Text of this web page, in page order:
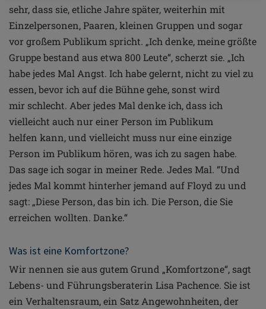
sehr,dass sie, etliche Jahre später,weiterhin mit
Einzelpersonen,Paaren, kleinen Gruppen und sogar
vor großem Publikum spricht. „Ich denke, meinegrößte
Gruppe bestand aus etwa 800 Leute“, scherzt sie. „Ich
habejedes Mal Angst. Ich habe gelernt,nicht zu viel zu
essen, bevor ich auf die Bühne gehe, sonst wird
mir schlecht. Aber jedes Mal denkeich, dass ich
vielleicht auch nur einer Person im Publikum
helfen kann, und vielleicht muss nur eine einzige
Person im Publikum hören, was ich zu sagen habe.
Das sage ich sogar in meiner Rede. Jedes Mal. “Und
jedes Mal kommt hinterher jemand auf Floyd zu und
sagt: „Diese Person, das bin ich. Die Person, die Sie
erreichen wollten. Danke.“
Was ist eine Komfortzone?
Wir nennen sie aus gutem Grund „Komfortzone“, sagt
Lebens- und Führungsberaterin Lisa Pachence. Sie ist
ein Verhaltensraum,ein Satz Angewohnheiten, der